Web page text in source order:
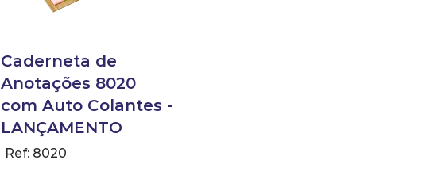
Caderneta de
Anotações 8020
com Auto Colantes -
LANÇAMENTO
Ref: 8020